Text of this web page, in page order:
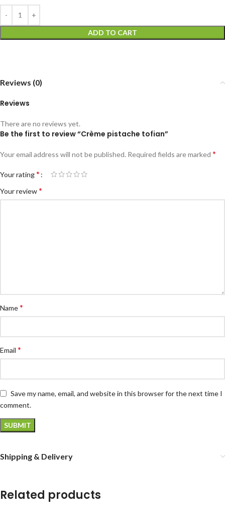
ADD TO CART
Reviews (0)
Reviews
There are no reviews yet.
Be the first to review “Crème pistache tofian”
Your email address will not be published. Required fields are marked *
Your rating*
Your review*
Name*
Email *
Save my name, email, and website in this browser for the next time I
comment.
Shipping & Delivery
Related products